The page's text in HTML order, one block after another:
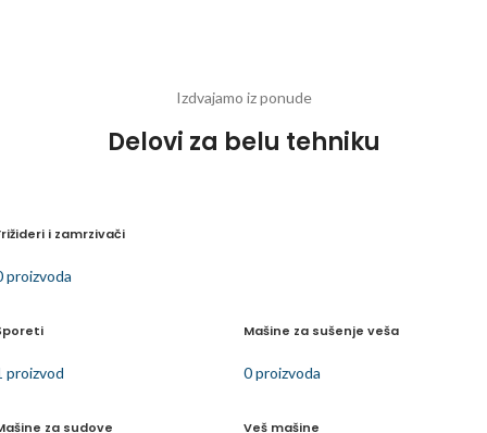
Izdvajamo iz ponude
Delovi za belu tehniku
i zamrzivači
proizvoda
proizvod
Mašine za sušenje veša
0 proizvoda
za sudove Veš mašine